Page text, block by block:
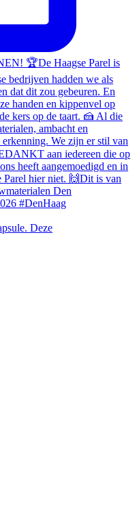
Deze